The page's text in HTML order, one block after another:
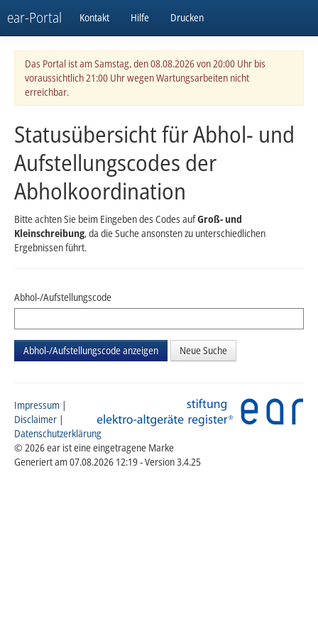
ear-Portal Kontakt Hilfe Drucken
Das Portal ist am Samstag, den 08.08.2026 von 20:00 Uhr bis
voraussichtlich 21:00 Uhr wegen Wartungsarbeiten nicht
erreichbar.
Statusübersicht für Abhol- und
Aufstellungscodes der
Abholkoordination
Bitte achten Sie beim Eingeben des Codes aufGroß- und
Kleinschreibung, da die Suche ansonsten zu unterschiedlichen
Ergebnissen führt.
Abhol-/Aufstellungscode
Neue Suche
Impressum |
Disclaimer |
Datenschutzerklärung
© 2026 ear ist eine eingetragene Marke
Generiert am 07.08.2026 12:19 - Version 3.4.25